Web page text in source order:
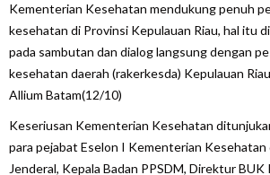
Kementerian Kesehatan mendukung penuh
kesehatan di Provinsi Kepulauan Riau, hal itu
pada sambutan dan dialog langsung dengan
kesehatan daerah (rakerkesda) Kepulauan
Allium Batam(12/10)
Keseriusan Kementerian Kesehatan
para pejabat Eselon I Kementerian
Jenderal, Kepala Badan PPSDM, Direktur BUK